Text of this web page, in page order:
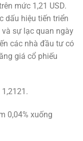
mức 1,21 USD.
dấu hiệu tiến triển
sự lạc quan ngày
các nhà đầu tư có
giá cổ phiếu
0,04% xuống